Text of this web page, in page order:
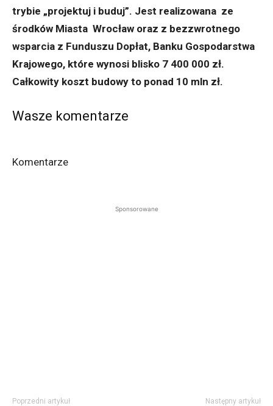
trybie „projektuj i buduj”. Jest realizowana ze
środków Miasta Wrocław oraz z bezzwrotnego
wsparcia z Funduszu Dopłat, Banku Gospodarstwa
Krajowego, które wynosi blisko 7 400 000 zł.
Całkowity koszt budowy to ponad 10 mln zł.
Wasze komentarze
Komentarze
Sponsorowane
Poprzedni artykuł Następny artykuł